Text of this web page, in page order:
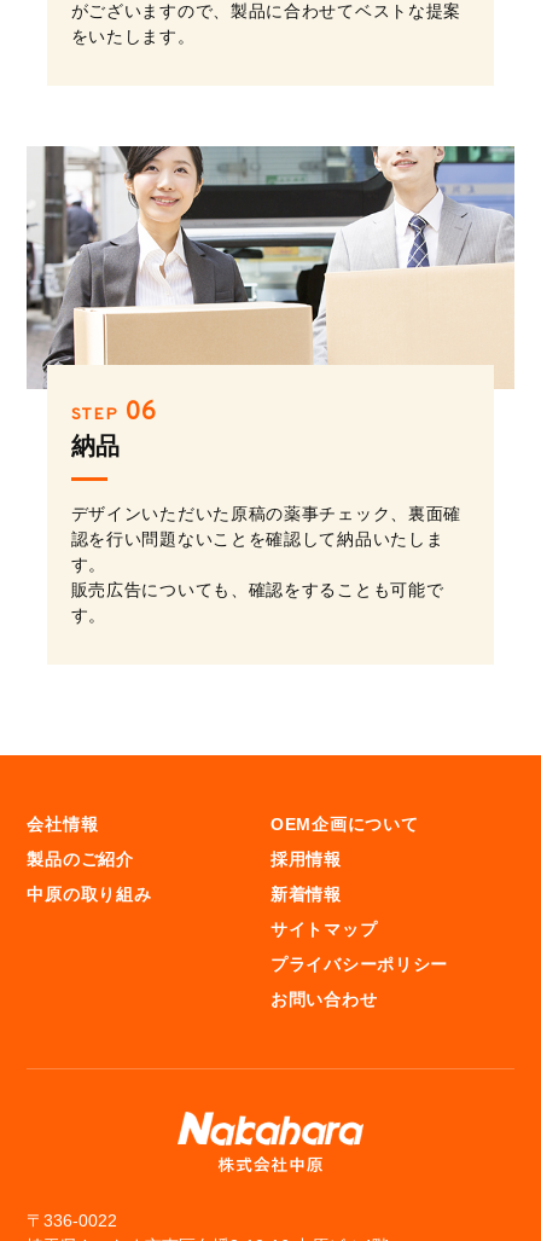
がございますので、製品に合わせてベストな提案
をいたします。
STEP 06
納品
デザインいただいた原稿の薬事チェック、裏面確
認を行い問題ないことを確認して納品いたしま
す。
販売広告についても、確認をすることも可能で
す。
会社情報
製品のご紹介
中原の取り組み
OEM企画について
採用情報
新着情報
サイトマップ
プライバシーポリシー
お問い合わせ
〒336-0022